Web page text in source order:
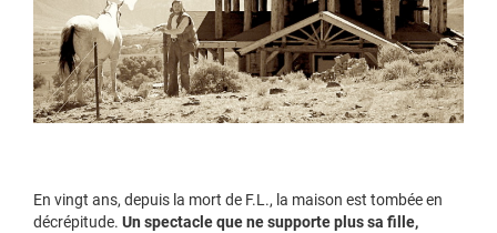
En vingt ans, depuis la mort de F.L., la maison est tombée en
décrépitude. Un spectacle que ne supporte plus sa fille,